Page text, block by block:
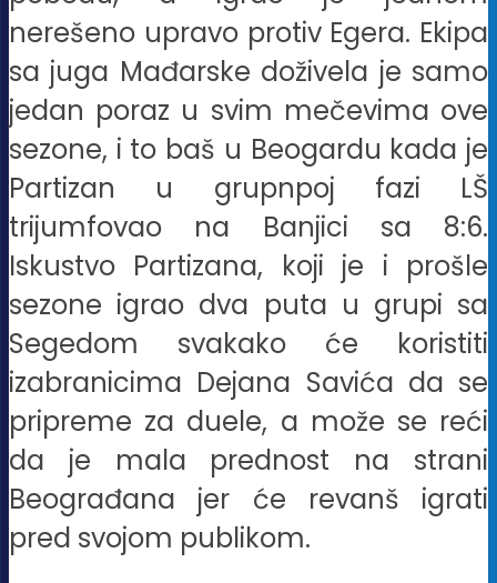
nerešeno upravo protiv Egera. Ekipa
sa juga Mađarske doživela je samo
jedan poraz u svim mečevima ove
sezone, i to baš u Beogardu kada je
Partizan u grupnpoj fazi LŠ
trijumfovao na Banjici sa 8:6.
Iskustvo Partizana, koji je i prošle
sezone igrao dva puta u grupi sa
Segedom svakako će koristiti
izabranicima Dejana Savića da se
pripreme za duele, a može se reći
da je mala prednost na strani
Beograđana jer će revanš igrati
pred svojom publikom.